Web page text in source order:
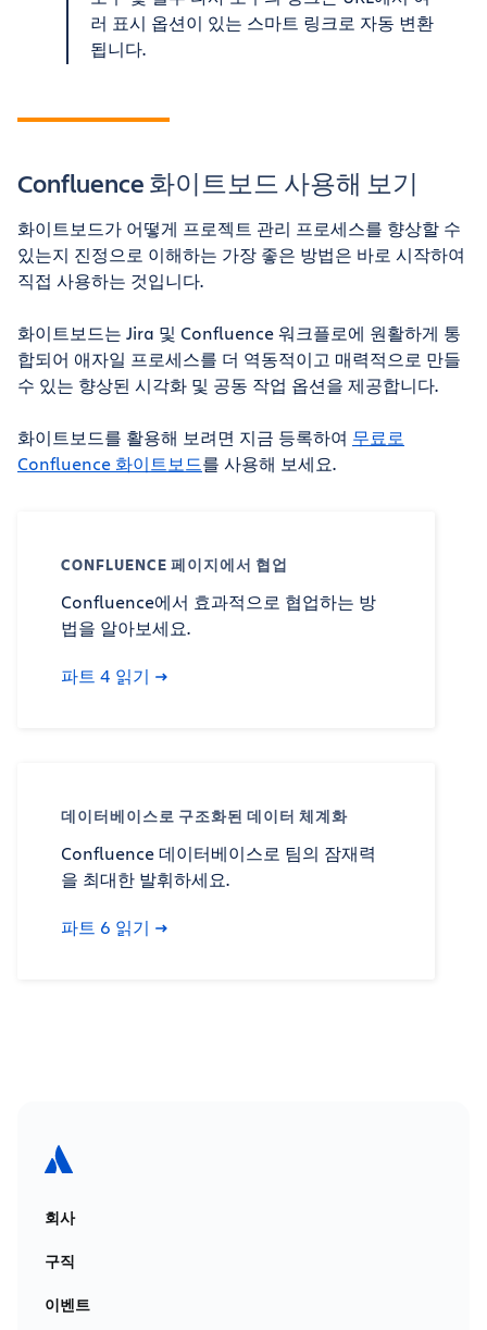
러 표시 옵션이 있는 스마트 링크로 자동 변환
됩니다.
Confluence 화이트보드 사용해 보기
화이트보드가 어떻게 프로젝트 관리 프로세스를 향상할 수
있는지 진정으로 이해하는 가장 좋은 방법은 바로 시작하여
직접 사용하는 것입니다.
화이트보드는 Jira 및 Confluence 워크플로에 원활하게 통
합되어 애자일 프로세스를 더 역동적이고 매력적으로 만들
수 있는 향상된 시각화 및 공동 작업 옵션을 제공합니다.
화이트보드를 활용해 보려면 지금 등록하여 무료로
Confluence 화이트보드를 사용해 보세요.
CONFLUENCE 페이지에서 협업
Confluence에서 효과적으로 협업하는 방
법을 알아보세요.
파트 4 읽기
데이터베이스로 구조화된 데이터 체계화
Confluence 데이터베이스로 팀의 잠재력
을 최대한 발휘하세요.
파트 6 읽기
회사
구직
이벤트